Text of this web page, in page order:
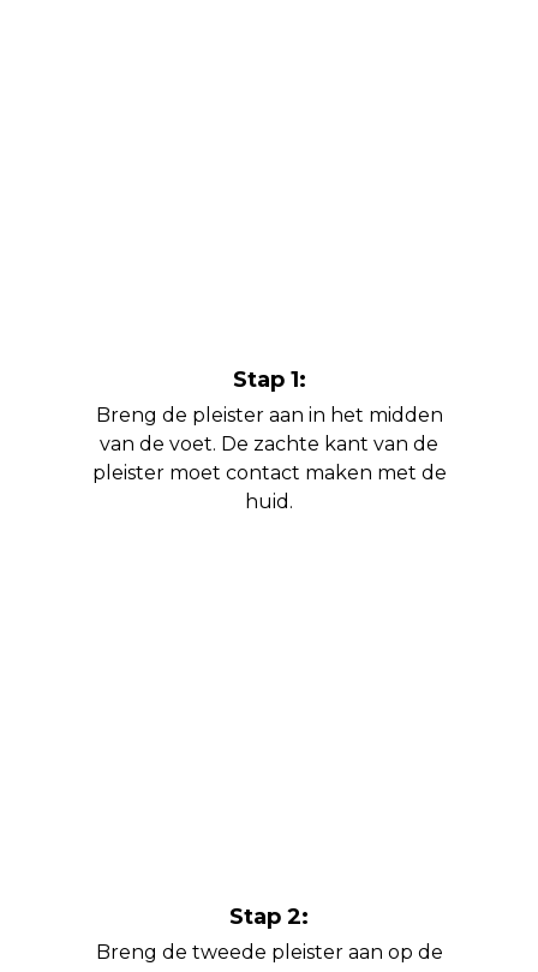
Stap 1:
Breng de pleister aan in het midden
van de voet. De zachte kant van de
pleister moet contact maken met de
huid.
Stap 2:
Breng de tweede pleister aan op de